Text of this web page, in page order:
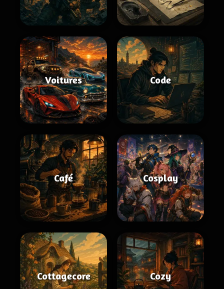
Voitures Code
Café Cosplay
Cottagecore Cozy